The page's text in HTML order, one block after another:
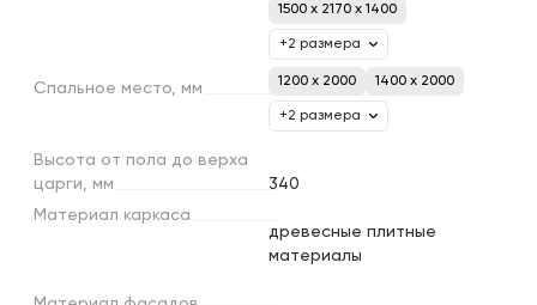
1500 x 2170 x 1400
+2 размера
Спальное место, мм 1200 х 2000 1400 х 2000
+2 размера
Высота от пола до верха
царги, мм
340
Материал каркаса
древесные плитные
материалы